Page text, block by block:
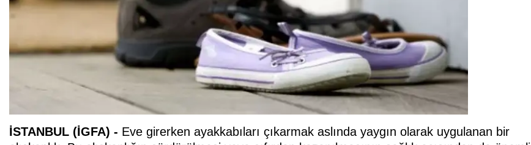
İSTANBUL (İGFA) - Eve girerken ayakkabıları çıkarmak aslında yaygın olarak uygulanan bir